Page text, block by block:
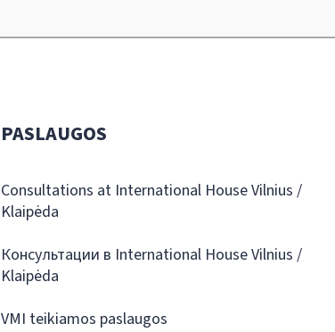
PASLAUGOS
Consultations at International House Vilnius /
Klaipėda
Консультации в International House Vilnius /
Klaipėda
VMI teikiamos paslaugos